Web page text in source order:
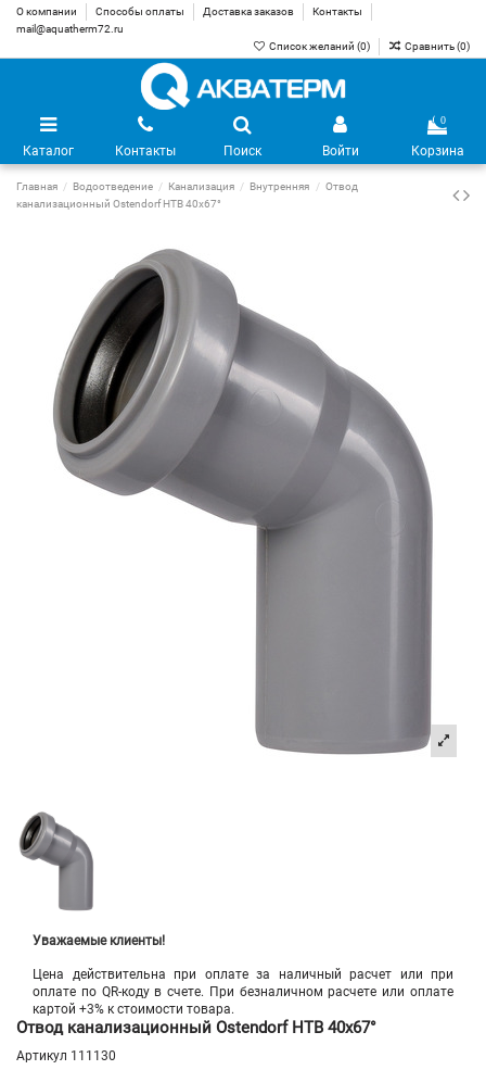
О компании Способы оплаты Доставка заказов
Контакты
mail@aquatherm72.ru
Список желаний (0) Сравнить (0)
Каталог Контакты Поиск Войти
0
Корзина
Главная Водоотведение Канализация Внутренняя
Отвод
канализационный Ostendorf HTB 40х67°
Уважаемые клиенты!
Цена действительна при оплате за наличный расчет или при
оплате по QR-коду в счете. При безналичном расчете или оплате
картой +3% к стоимости товара.
Отвод канализационный Ostendorf HTB 40х67°
Артикул 111130